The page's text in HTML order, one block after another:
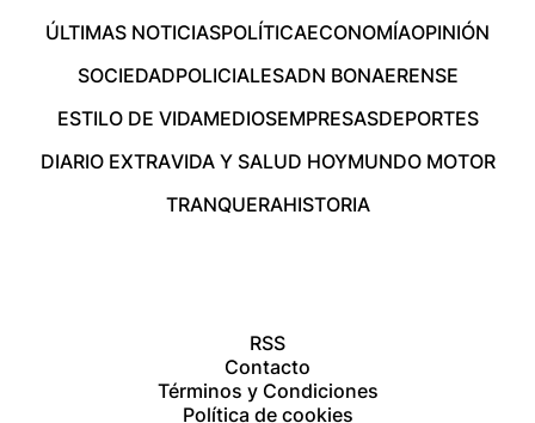
ÚLTIMAS NOTICIASPOLÍTICAECONOMÍAOPINIÓN
SOCIEDADPOLICIALESADN BONAERENSE
ESTILO DE VIDAMEDIOSEMPRESASDEPORTES
DIARIO EXTRAVIDA Y SALUD HOYMUNDO MOTOR
TRANQUERAHISTORIA
RSS
Contacto
Términos y Condiciones
Política de cookies